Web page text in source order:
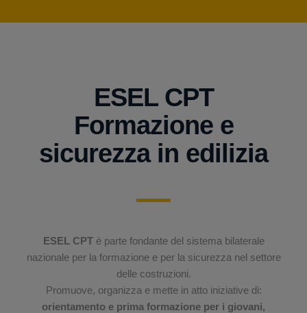
ESEL CPT
Formazione e
sicurezza in edilizia
ESEL CPTè parte fondante del sistema bilaterale
nazionale per la formazione e per la sicurezza nel settore
delle costruzioni.
Promuove, organizza e mette in atto iniziative di:
orientamento e prima formazione per i giovani,